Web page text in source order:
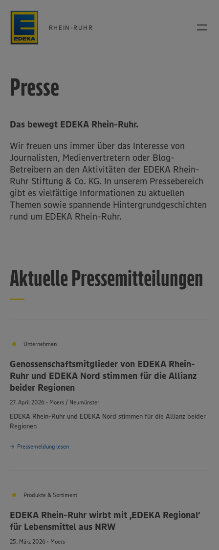
RHEIN-RUHR
Presse
Das bewegt EDEKA Rhein-Ruhr.
Wir freuen uns immer über das Interesse von
Journalisten, Medienvertretern oder Blog-
Betreibern an den Aktivitäten der EDEKA Rhein-
Ruhr Stiftung & Co. KG. In unserem Pressebereich
gibt es vielfältige Informationen zu aktuellen
Themen sowie spannende Hintergrundgeschichten
rund um EDEKA Rhein-Ruhr.
Aktuelle Pressemitteilungen
Unternehmen
Genossenschaftsmitglieder von EDEKA Rhein-
Ruhr und EDEKA Nord stimmen für die Allianz
beider Regionen
27. April 2026 • Moers / Neumünster
EDEKA Rhein-Ruhr und EDEKA Nord stimmen für die Allianz beider
Regionen
Pressemeldung lesen
Produkte & Sortiment
EDEKA Rhein-Ruhr wirbt mit ‚EDEKA Regional‘
für Lebensmittel aus NRW
25. März 2026 • Moers